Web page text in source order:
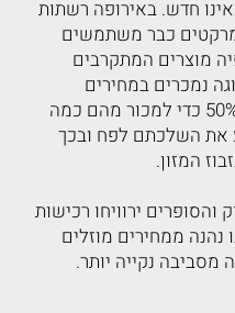
חדש. באירופה רשתות
כבר משתמשים
מוצרים המתקרבים
נמכרים במחירים
המוזלים עד 50% כדי למכור מהם כמה
את השלכתם לפח ובכך
המזון.
והסופרים ירוויחו רכישות
נהנה ממחירים מוזלים
מסביבה נקייה יותר.